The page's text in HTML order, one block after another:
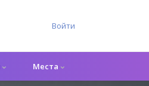
Войти
Места